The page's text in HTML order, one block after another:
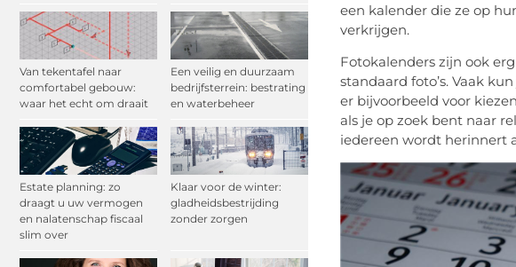
Van tekentafel naar
comfortabel gebouw:
waar het echt om draait
Een veilig en duurzaam
bedrijfsterrein: bestrating
en waterbeheer
Estate planning: zo
draagt u uw vermogen
en nalatenschap fiscaal
slim over
Klaar voor de winter:
gladheidsbestrijding
zonder zorgen
een kalender die ze op
verkrijgen.
Fotokalenders zijn ook
standaard foto’s. Vaak
er bijvoorbeeld voor
als je op zoek bent naar
iedereen wordt herinnert